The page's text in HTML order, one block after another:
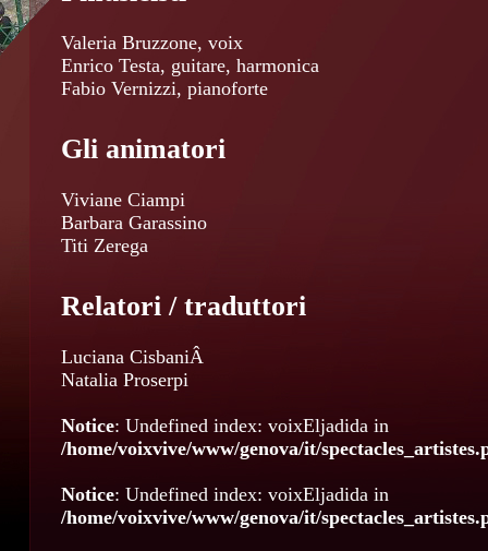
Valeria Bruzzone, voix
Enrico Testa, guitare, harmonica
Fabio Vernizzi, pianoforte
Gli animatori
Viviane Ciampi
Barbara Garassino
Titi Zerega
Relatori / traduttori
Luciana CisbaniÂ
Natalia Proserpi
Notice: Undefined index: voixEljadida in
/home/voixvive/www/genova/it/
Notice: Undefined index: voixEljadida in
/home/voixvive/www/genova/it/